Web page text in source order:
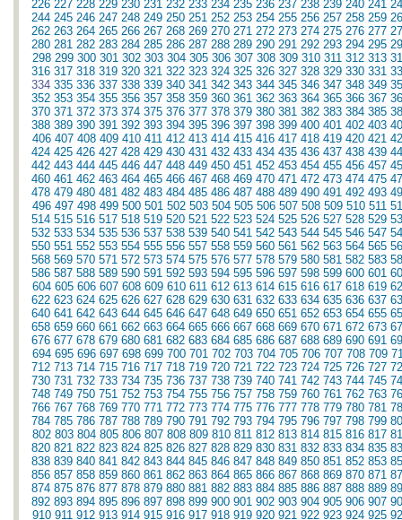
226 227 228 229 230 231 232 233 234 235 236 237 238 239 240 241
244 245 246 247 248 249 250 251 252 253 254 255 256 257 258 259
262 263 264 265 266 267 268 269 270 271 272 273 274 275 276 277
280 281 282 283 284 285 286 287 288 289 290 291 292 293 294 295
298 299 300 301 302 303 304 305 306 307 308 309 310 311 312 313
316 317 318 319 320 321 322 323 324 325 326 327 328 329 330 331
334 335 336 337 338 339 340 341 342 343 344 345 346 347 348 349
352 353 354 355 356 357 358 359 360 361 362 363 364 365 366 367
370 371 372 373 374 375 376 377 378 379 380 381 382 383 384 385
388 389 390 391 392 393 394 395 396 397 398 399 400 401 402 403
406 407 408 409 410 411 412 413 414 415 416 417 418 419 420 421
424 425 426 427 428 429 430 431 432 433 434 435 436 437 438 439
442 443 444 445 446 447 448 449 450 451 452 453 454 455 456 457
460 461 462 463 464 465 466 467 468 469 470 471 472 473 474 475
478 479 480 481 482 483 484 485 486 487 488 489 490 491 492 493
496 497 498 499 500 501 502 503 504 505 506 507 508 509 510 511
514 515 516 517 518 519 520 521 522 523 524 525 526 527 528 529
532 533 534 535 536 537 538 539 540 541 542 543 544 545 546 547
550 551 552 553 554 555 556 557 558 559 560 561 562 563 564 565
568 569 570 571 572 573 574 575 576 577 578 579 580 581 582 583
586 587 588 589 590 591 592 593 594 595 596 597 598 599 600 601
604 605 606 607 608 609 610 611 612 613 614 615 616 617 618 619
622 623 624 625 626 627 628 629 630 631 632 633 634 635 636 637
640 641 642 643 644 645 646 647 648 649 650 651 652 653 654 655
658 659 660 661 662 663 664 665 666 667 668 669 670 671 672 673
676 677 678 679 680 681 682 683 684 685 686 687 688 689 690 691
694 695 696 697 698 699 700 701 702 703 704 705 706 707 708 709
712 713 714 715 716 717 718 719 720 721 722 723 724 725 726 727
730 731 732 733 734 735 736 737 738 739 740 741 742 743 744 745
748 749 750 751 752 753 754 755 756 757 758 759 760 761 762 763
766 767 768 769 770 771 772 773 774 775 776 777 778 779 780 781
784 785 786 787 788 789 790 791 792 793 794 795 796 797 798 799
802 803 804 805 806 807 808 809 810 811 812 813 814 815 816 817
820 821 822 823 824 825 826 827 828 829 830 831 832 833 834 835
838 839 840 841 842 843 844 845 846 847 848 849 850 851 852 853
856 857 858 859 860 861 862 863 864 865 866 867 868 869 870 871
874 875 876 877 878 879 880 881 882 883 884 885 886 887 888 889
892 893 894 895 896 897 898 899 900 901 902 903 904 905 906 907
910 911 912 913 914 915 916 917 918 919 920 921 922 923 924 925